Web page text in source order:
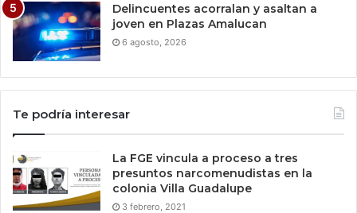
Delincuentes acorralan y asaltan a
joven en Plazas Amalucan
6 agosto, 2026
Te podría interesar
La FGE vincula a proceso a tres
presuntos narcomenudistas en la
colonia Villa Guadalupe
3 febrero, 2021